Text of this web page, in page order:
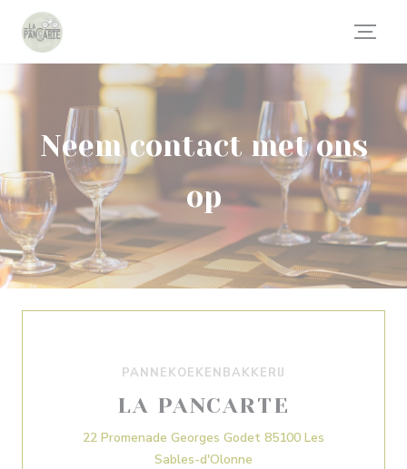
Cookies beheer paneel
Neem contact met ons
op
PANNEKOEKENBAKKERIJ
LA PANCARTE
22 Promenade Georges Godet 85100 Les
Sables-d'Olonne